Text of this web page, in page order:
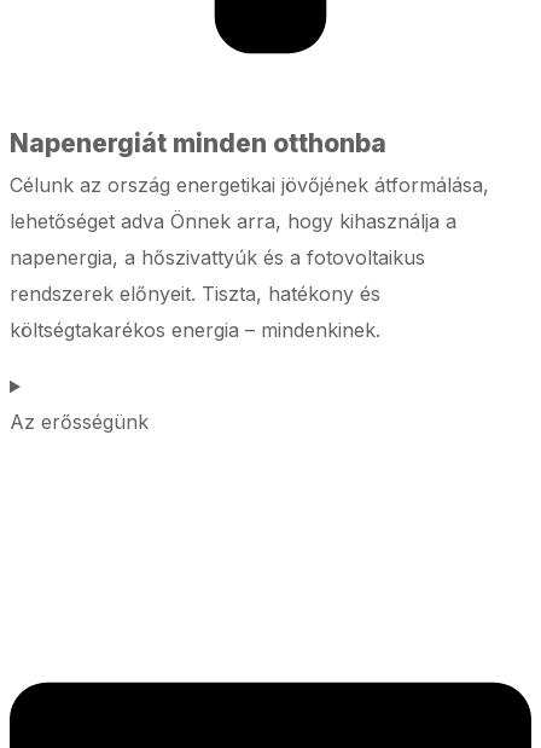
Napenergiát minden otthonba
Célunk az ország energetikai jövőjének átformálása,
lehetőséget adva Önnek arra, hogy kihasználja a
napenergia, a hőszivattyúk és a fotovoltaikus
rendszerek előnyeit. Tiszta, hatékony és
költségtakarékos energia – mindenkinek.
Az erősségünk